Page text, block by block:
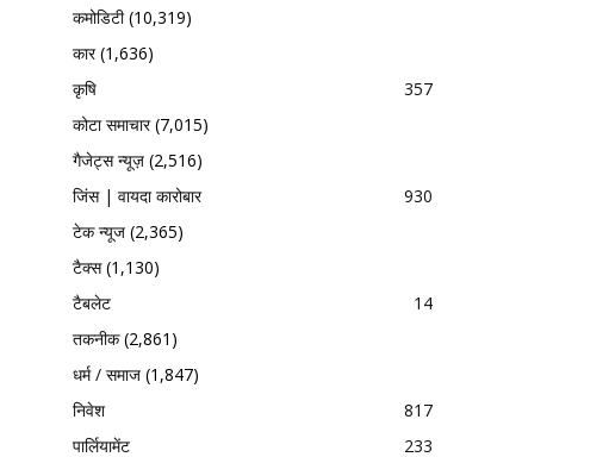
कमोडिटी(10,319)
कार(1,636)
कृषि
357
कोटा समाचार(7,015)
गैजेट्स न्यूज़ (2,516)
जिंस | वायदा कारोबार
930
टेक न्यूज (2,365)
टैक्स(1,130)
टैबलेट
14
तकनीक(2,861)
धर्म / समाज (1,847)
निवेश
817
पार्लियामेंट
233